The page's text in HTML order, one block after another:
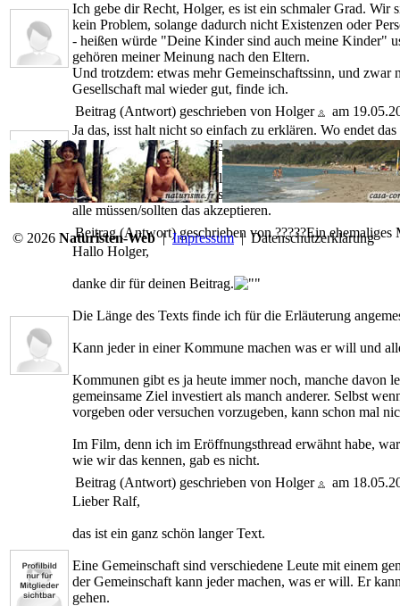
Ich gebe dir Recht, Holger, es ist ein schmaler Grad. Wir
kein Problem, solange dadurch nicht Existenzen oder
- heißen würde "Deine Kinder sind auch meine Kinder"
gehören meiner Meinung nach den Eltern.
Und trotzdem: etwas mehr Gemeinschaftssinn, und
Gesellschaft mal wieder gut, finde ich.
Beitrag (Antwort) geschrieben von Holger
am
Ja das, isst halt nicht so einfach zu erklären. Wo endet
Wenn nicht steht eben eine Entscheidung an.
Wichtig ist doch, dass alle im Interesse der Gruppe
komplett verbiegen oder alles bedingungslos akzeptieren.
Wenn ich irgendwo hingeschickt werde, dann ist es
alle müssen/sollten das akzeptieren.
Beitrag (Antwort) geschrieben von?????Ein ehemaliges
Hallo Holger,
danke dir für deinen Beitrag.
Die Länge des Texts finde ich für die Erläuterung
Kann jeder in einer Kommune machen was er will und
Kommunen gibt es ja heute immer noch, manche davon
gemeinsame Ziel investiert als manch anderer. Selbst
vorgeben oder versuchen vorzugeben, kann schon mal
Im Film, denn ich im Eröffnungsthread erwähnt habe,
wie wir das kennen, gab es nicht.
Beitrag (Antwort) geschrieben von Holger
am
Lieber Ralf,
das ist ein ganz schön langer Text.
Eine Gemeinschaft sind verschiedene Leute mit einem
der Gemeinschaft kann jeder machen, was er will. Er
gehen.
© 2026 Naturisten-Web|Impressum| Datenschutzerklärung